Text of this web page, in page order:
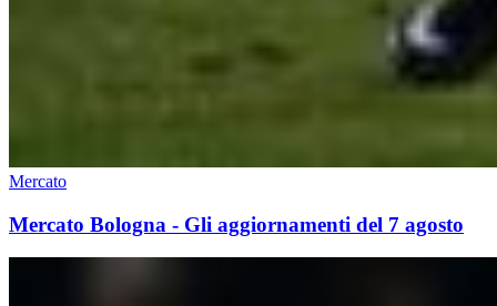
Mercato
Mercato Bologna - Gli aggiornamenti del 7 agosto